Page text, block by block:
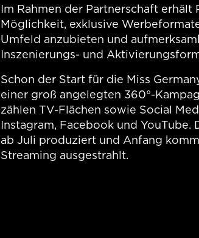
Im Rahmen der Partnerschaft erhält
Möglichkeit, exklusive
Umfeld anzubieten und
Inszenierungs- und
Schon der Start für die Miss
einer groß angelegten 360°-
zählen TV-Flächen sowie Social
Instagram, Facebook und YouTube.
ab Juli produziert und Anfang
Streaming ausgestrahlt.